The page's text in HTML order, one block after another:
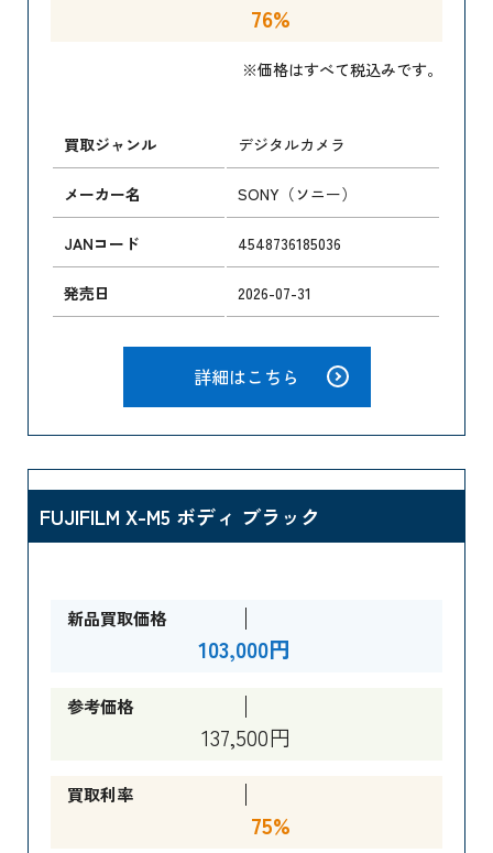
76%
※価格はすべて税込みです。
買取ジャンル デジタルカメラ
メーカー名 SONY（ソニー）
JANコード 4548736185036
発売日 2026-07-31
詳細はこちら
FUJIFILM X-M5 ボディ ブラック
新品買取価格
103,000円
参考価格
137,500円
買取利率
75%